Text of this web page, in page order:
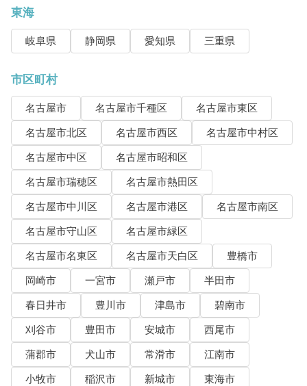
東海
岐阜県 静岡県 愛知県 三重県
市区町村
名古屋市 名古屋市千種区
名古屋市東区
名古屋市北区
名古屋市西区
名古屋市中村区
名古屋市中区
名古屋市昭和区
名古屋市瑞穂区
名古屋市熱田区
名古屋市中川区
名古屋市港区
名古屋市南区
名古屋市守山区
名古屋市緑区
名古屋市名東区
名古屋市天白区
豊橋市
岡崎市
一宮市 瀬戸市
半田市
春日井市
豊川市 津島市
碧南市
刈谷市
豊田市 安城市
西尾市
蒲郡市
犬山市 常滑市
江南市
小牧市
稲沢市 新城市
東海市